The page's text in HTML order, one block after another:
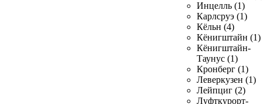
Инцелль (1)
Карлсруэ (1)
Кёльн (4)
Кёнигштайн (1)
Кёнигштайн-
Таунус (1)
Кронберг (1)
Леверкузен (1)
Лейпциг (2)
Луфткурорт-